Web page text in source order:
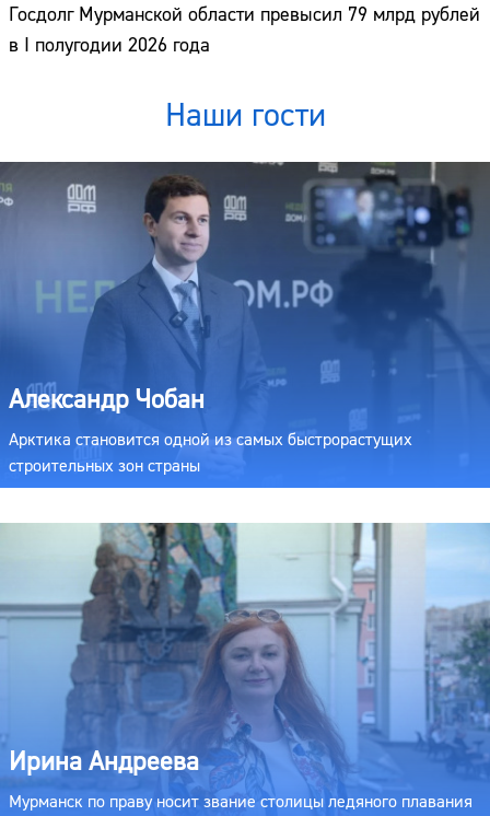
Госдолг Мурманской области превысил 79 млрд рублей
в I полугодии 2026 года
Наши гости
Александр Чобан
Арктика становится одной из самых быстрорастущих
строительных зон страны
Ирина Андреева
Мурманск по праву носит звание столицы ледяного плавания